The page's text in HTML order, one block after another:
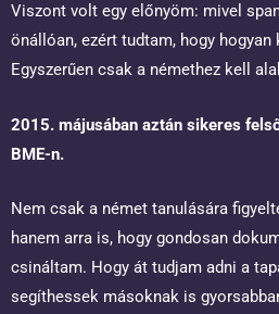
Viszont volt egy előnyöm: mivel
önállóan, ezért tudtam, hogy hogyan
Egyszerűen csak a némethez kell
2015. májusában aztán sikeres
BME-n.
Nem csak a német tanulására
hanem arra is, hogy gondosan
csináltam. Hogy át tudjam adni a
segíthessek másoknak is